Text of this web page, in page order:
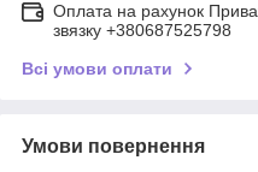
Оплата на рахунок
звязку +380687525798
Всі умови оплати
Умови повернення